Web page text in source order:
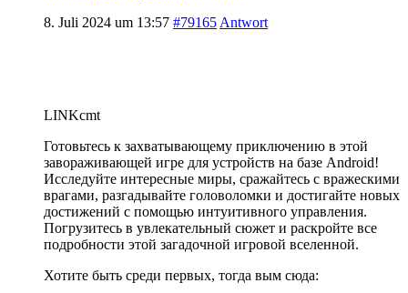
8. Juli 2024 um 13:57 #79165 Antwort
LINKcmt
Готовьтесь к захватывающему приключению в этой
завораживающей игре для устройств на базе Android!
Исследуйте интересные миры, сражайтесь с вражескими
врагами, разгадывайте головоломки и достигайте новых
достижений с помощью интуитивного управления.
Погрузитесь в увлекательный сюжет и раскройте все
подробности этой загадочной игровой вселенной.
Хотите быть среди первых, тогда вым сюда: